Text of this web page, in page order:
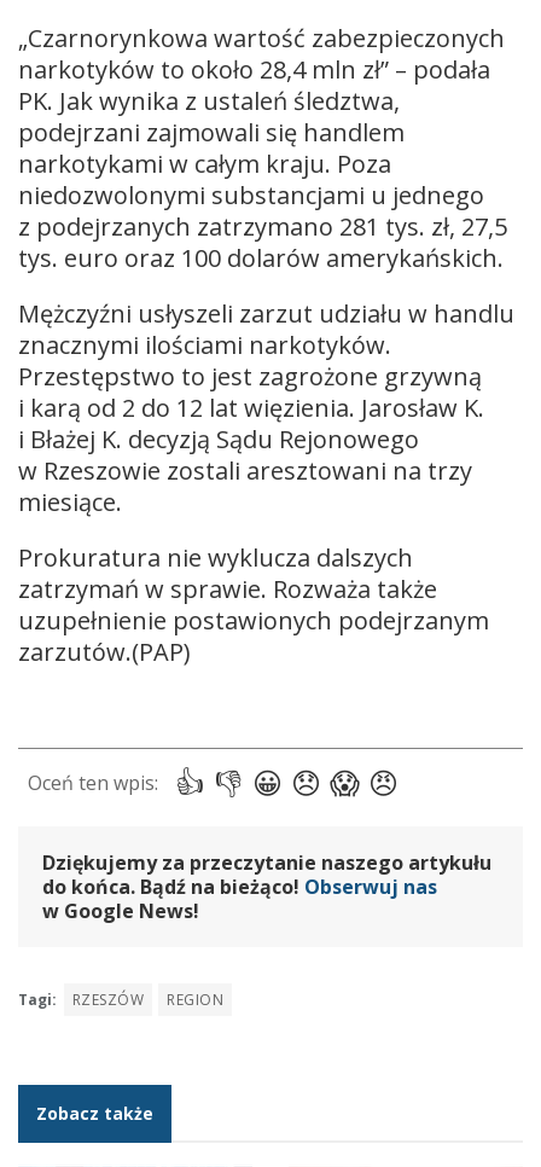
„Czarnorynkowa wartość zabezpieczonych
narkotyków to około 28,4 mln zł” – podała
PK. Jak wynika z ustaleń śledztwa,
podejrzani zajmowali się handlem
narkotykami w całym kraju. Poza
niedozwolonymi substancjami u jednego
z podejrzanych zatrzymano 281 tys. zł, 27,5
tys. euro oraz 100 dolarów amerykańskich.
Mężczyźni usłyszeli zarzut udziału w handlu
znacznymi ilościami narkotyków.
Przestępstwo to jest zagrożone grzywną
i karą od 2 do 12 lat więzienia. Jarosław K.
i Błażej K. decyzją Sądu Rejonowego
w Rzeszowie zostali aresztowani na trzy
miesiące.
Prokuratura nie wyklucza dalszych
zatrzymań w sprawie. Rozważa także
uzupełnienie postawionych podejrzanym
zarzutów.(PAP)
Dziękujemy za przeczytanie naszego artykułu
do końca. Bądź na bieżąco! Obserwuj nas
w Google News!
Tagi: RZESZÓW REGION
Zobacz także